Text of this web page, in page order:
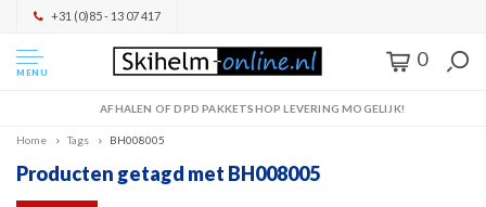
+31 (0)85 - 13 07 417
MENU
0
AFHALEN OF DPD PAKKETSHOP LEVERING MOGELIJK!
Home Tags BH008005
Producten getagd met BH008005